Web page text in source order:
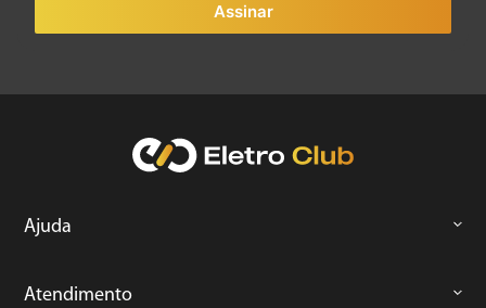
Assinar
Ajuda
Atendimento